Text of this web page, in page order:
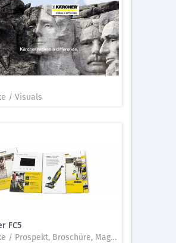
/ Visuals
FC5
Druckwerke / Prospekt, Broschüre, Magazin, Folder, Katalog, Beilage